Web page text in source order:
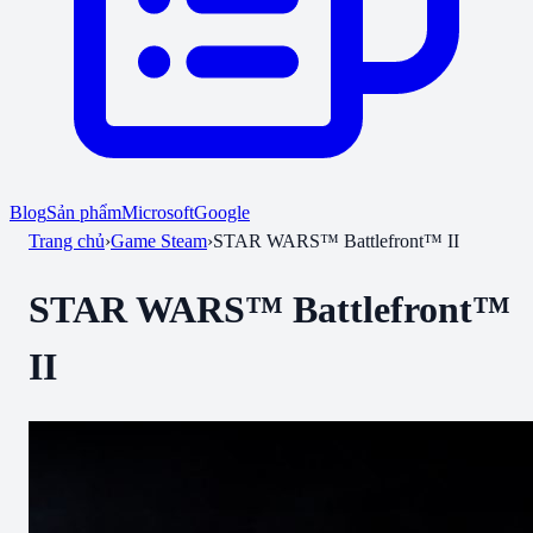
BlogSản phẩmMicrosoftGoogle
Trang chủ›Game Steam›STAR WARS™ Battlefront™ II
STAR WARS™ Battlefront™
II